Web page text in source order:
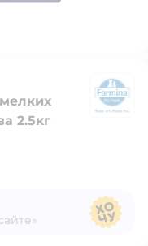
2.5кг